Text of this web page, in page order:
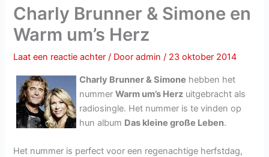
Charly Brunner & Simone en
Warm um’s Herz
Laat een reactie achter / Dooradmin/ 23 oktober 2014
Charly Brunner & Simone hebben het
nummerWarm um’s Herz uitgebracht als
radiosingle. Het nummer is te vinden op
hun album Das kleine große Leben.
Het nummer is perfect voor een regenachtige herfstdag,